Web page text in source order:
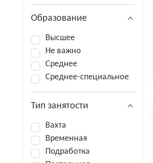
Образование
Высшее
Не важно
Среднее
Среднее-специальное
Тип занятости
Вахта
Временная
Подработка